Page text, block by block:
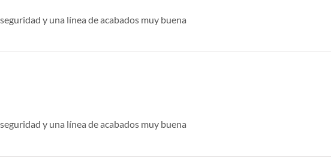
y una línea de acabados muy buena
y una línea de acabados muy buena